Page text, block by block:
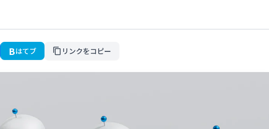
Bはてブ リンクをコピー